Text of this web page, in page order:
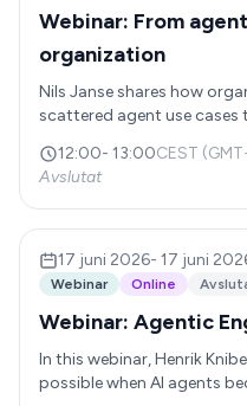
Webinar: From
organization
Nils Janse shares how
scattered agent use
functions end-to-end. He'll
playbook Abundly is
Marketing, Support,
build, how they reinforce
process to get there for
12:00- 13:00CEST
Avslutat
17 juni 2026- 17 juni
Webinar Online
Webinar: Agentic
In this webinar, Henrik
possible when AI agents